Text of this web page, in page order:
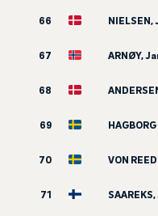
66
67 ARNØY,
68
69
70 VON
71